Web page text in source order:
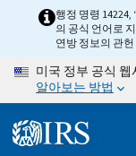
content
행정 명령 14224,
의 공식 언어로
연방 정보의 관
미국 정부 공식 웹
알아보는 방법